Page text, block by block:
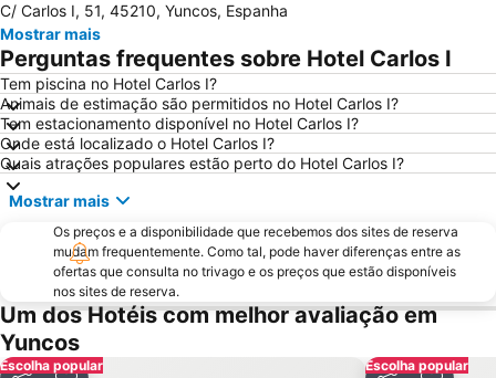
Estadio Metropolitano Metro Station
Barajas
Metropolitano Metro Station
Chamartín
Estação de Atocha
Praça Central /maior
De Chueca
Madrid
Madrid Arena
Parque de Atracciones de Madrid
Parque Retiro
Palacio de Vistalegre
Caja Mágica
Chamberí
Villaverde
Casino Gran Vía
Calle Serrano
Praça da Espanha
San Blas
Praça de touros das Ventas
Atocha Metro Station
C/ Carlos I, 51, 45210, Yuncos, Espanha
Mostrar mais
Perguntas frequentes sobre Hotel Carlos I
Tem piscina no Hotel Carlos I?
Animais de estimação são permitidos no Hotel Carlos I?
Tem estacionamento disponível no Hotel Carlos I?
Onde está localizado o Hotel Carlos I?
Quais atrações populares estão perto do Hotel Carlos I?
Mostrar mais
Os preços e a disponibilidade que recebemos dos sites de reserva
mudam frequentemente. Como tal, pode haver diferenças entre as
ofertas que consulta no trivago e os preços que estão disponíveis
nos sites de reserva.
Um dos Hotéis com melhor avaliação em
Yuncos
Escolha popular Escolha popular